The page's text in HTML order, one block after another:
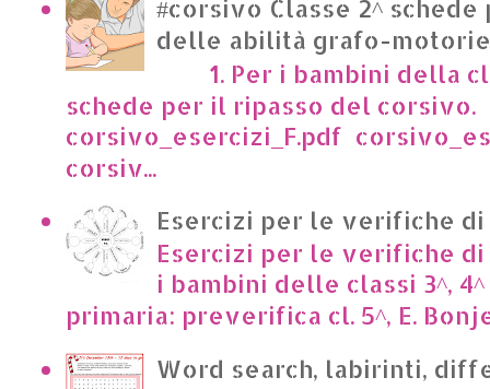
#corsivo Classe 2^
delle abilità grafo-motorie
1. Per i bambini della
schede per il ripasso del corsivo.
corsivo_esercizi_F.pdf
corsiv...
Esercizi per le verifiche
Esercizi per le verifiche
i bambini delle classi 3^,
primaria: preverifica cl. 5^, E.
Word search, labirinti,